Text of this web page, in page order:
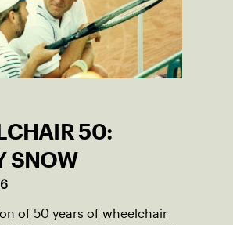
50:
SNOW
of 50 years of wheelchair